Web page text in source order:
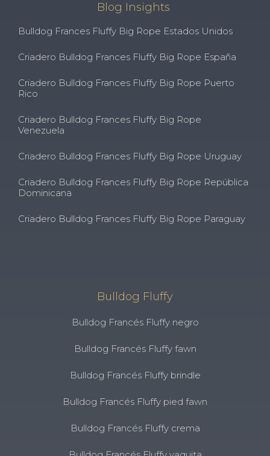
Blog Insights
Bulldog Frances Fluffy Big Rope Estados Unidos
Criadero Bulldog Frances Fluffy Big Rope España
Criadero Bulldog Frances Fluffy Big Rope Puerto
Rico
Criadero Bulldog Frances Fluffy Big Rope
Venezuela
Criadero Bulldog Frances Fluffy Big Rope Uruguay
Criadero Bulldog Frances Fluffy Big Rope República
Dominicana
Criadero Bulldog Frances Fluffy Big Rope Paraguay
Bulldog Fluffy
Bulldog Francés Fluffy negro
Bulldog Francés Fluffy fawn
Bulldog Francés Fluffy brindle
Bulldog Francés Fluffy pied fawn
Bulldog Francés Fluffy crema